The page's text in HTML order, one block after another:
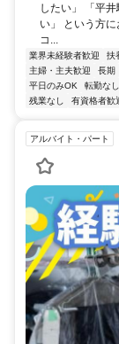
したい」 「平
い」 という方
コ...
業界未経験者歓迎 扶
主婦・主夫歓迎
長期
平日のみOK
転勤なし
残業なし
有資格者歓
アルバイト・パート